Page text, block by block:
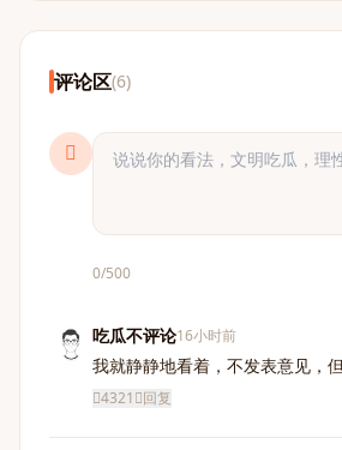
评论区(6)
0/500
吃瓜不评论16小时前
我就静静地看着，不发表意见，
4321 回复